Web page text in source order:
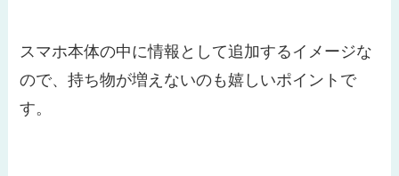
スマホ本体の中に情報として追加するイメージな
ので、持ち物が増えないのも嬉しいポイントで
す。